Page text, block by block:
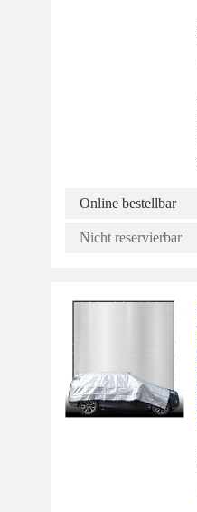
Online bestellbar
Nicht reservierbar